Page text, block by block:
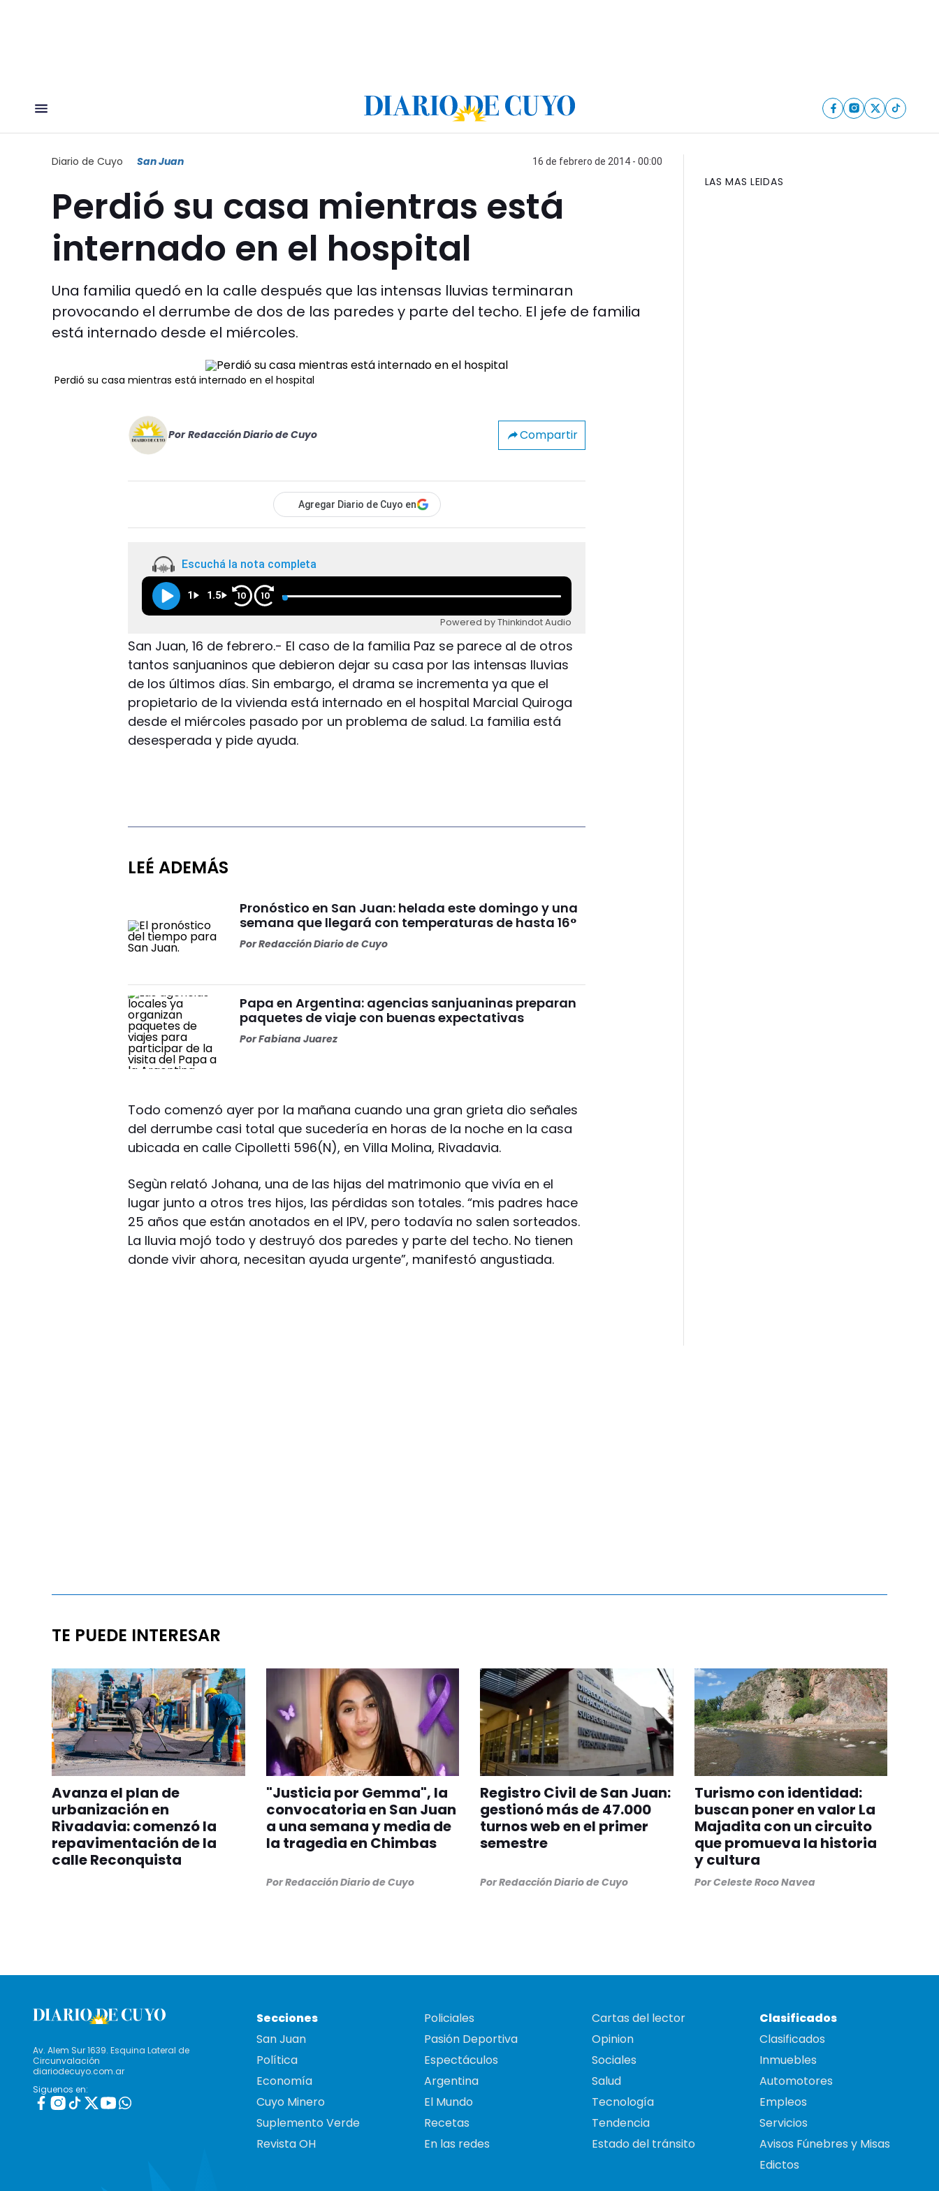
Diario de Cuyo San Juan 16 de febrero de 2014 - 00:00
Perdió su casa mientras está
internado en el hospital
Una familia quedó en la calle después que las intensas lluvias terminaran
provocando el derrumbe de dos de las paredes y parte del techo. El jefe de familia
está internado desde el miércoles.
Perdió su casa mientras está internado en el hospital
Por Redacción Diario de Cuyo Compartir
Agregar Diario de Cuyo en
Escuchá la nota completa
1 1.5 10 10
Powered by Thinkindot Audio
San Juan, 16 de febrero.- El caso de la familia Paz se parece al de otros
tantos sanjuaninos que debieron dejar su casa por las intensas lluvias
de los últimos días. Sin embargo, el drama se incrementa ya que el
propietario de la vivienda está internado en el hospital Marcial Quiroga
desde el miércoles pasado por un problema de salud. La familia está
desesperada y pide ayuda.
LEÉ ADEMÁS
Pronóstico en San Juan: helada este domingo y una
semana que llegará con temperaturas de hasta 16°
PorRedacción Diario de Cuyo
Papa en Argentina: agencias sanjuaninas preparan
paquetes de viaje con buenas expectativas
PorFabiana Juarez
Todo comenzó ayer por la mañana cuando una gran grieta dio señales
del derrumbe casi total que sucedería en horas de la noche en la casa
ubicada en calle Cipolletti 596(N), en Villa Molina, Rivadavia.
Segùn relató Johana, una de las hijas del matrimonio que vivía en el
lugar junto a otros tres hijos, las pérdidas son totales. “mis padres hace
25 años que están anotados en el IPV, pero todavía no salen sorteados.
La lluvia mojó todo y destruyó dos paredes y parte del techo. No tienen
donde vivir ahora, necesitan ayuda urgente”, manifestó angustiada.
LAS MAS LEIDAS
TE PUEDE INTERESAR
Avanza el plan de
urbanización en
Rivadavia: comenzó la
repavimentación de la
calle Reconquista
"Justicia por Gemma", la
convocatoria en San Juan
a una semana y media de
la tragedia en Chimbas
PorRedacción Diario de Cuyo
Registro Civil de San Juan:
gestionó más de 47.000
turnos web en el primer
semestre
PorRedacción Diario de Cuyo
Turismo con identidad:
buscan poner en valor La
Majadita con un circuito
que promueva la historia
y cultura
PorCeleste Roco Navea
Av. Alem Sur 1639. Esquina Lateral de
Circunvalación
diariodecuyo.com.ar
Siguenos en:
Secciones
San Juan
Política
Economía
Cuyo Minero
Suplemento Verde
Revista OH
Policiales
Pasión Deportiva
Espectáculos
Argentina
El Mundo
Recetas
En las redes
Cartas del lector
Opinion
Sociales
Salud
Tecnología
Tendencia
Estado del tránsito
Clasificados
Clasificados
Inmuebles
Automotores
Empleos
Servicios
Avisos Fúnebres y Misas
Edictos